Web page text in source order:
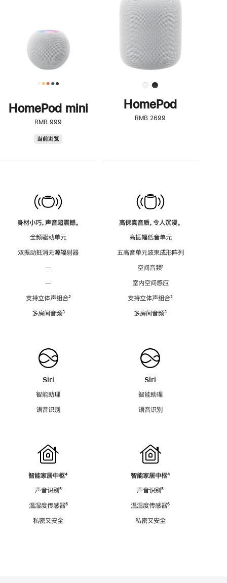
HomePod mini
RMB 999
当前浏览
身材小巧，声音超震撼。
全频驱动单元
双振动抵消无源辐射器
—
—
支持立体声组合脚
²
多房间音频脚
³
Siri
智能助理
语音识别
智能家居中枢脚
⁴
声音识别脚
⁵
温湿度传感器脚
⁶
私密又安全
了
解
HomePod<
HomePod
RMB 2699
高保真音质，令人沉浸。
高振幅低音单元
五高音单元波束成形阵列
空间音频脚
¹
室内空间感应
支持立体声组合脚
²
多房间音频脚
³
Siri
智能助理
语音识别
智能家居中枢脚
⁴
声音识别脚
⁵
温湿度传感器脚
⁶
私密又安全